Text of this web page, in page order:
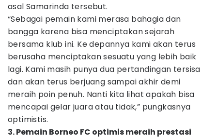
asal Samarinda tersebut.
“Sebagai pemain kami merasa bahagia dan
bangga karena bisa menciptakan sejarah
bersama klub ini. Ke depannya kami akan terus
berusaha menciptakan sesuatu yang lebih baik
lagi. Kami masih punya dua pertandingan tersisa
dan akan terus berjuang sampai akhir demi
meraih poin penuh. Nanti kita lihat apakah bisa
mencapai gelar juara atau tidak,” pungkasnya
optimistis.
3. Pemain Borneo FC optimis meraih prestasi